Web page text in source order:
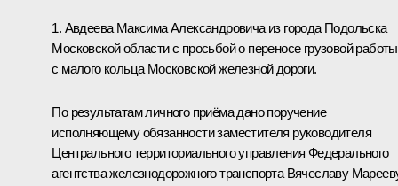
1. Авдеева Максима Александровича из города Подольска
Московской области с просьбой о переносе грузовой работы
с малого кольца Московской железной дороги.
По результатам личного приёма дано поручение
исполняющему обязанности заместителя руководителя
Центрального территориального управления Федерального
агентства железнодорожного транспорта Вячеславу